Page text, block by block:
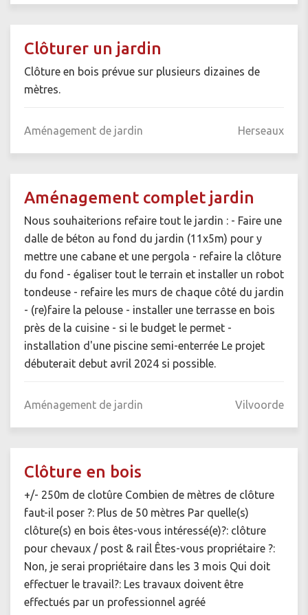
Clôturer un jardin
Clôture en bois prévue sur plusieurs dizaines de
mètres.
Aménagement de jardin Herseaux
Aménagement complet jardin
Nous souhaiterions refaire tout le jardin : - Faire une
dalle de béton au fond du jardin (11x5m) pour y
mettre une cabane et une pergola - refaire la clôture
du fond - égaliser tout le terrain et installer un robot
tondeuse - refaire les murs de chaque côté du jardin
- (re)faire la pelouse - installer une terrasse en bois
près de la cuisine - si le budget le permet -
installation d'une piscine semi-enterrée Le projet
débuterait debut avril 2024 si possible.
Aménagement de jardin Vilvoorde
Clôture en bois
+/- 250m de clotûre Combien de mètres de clôture
faut-il poser ?: Plus de 50 mètres Par quelle(s)
clôture(s) en bois êtes-vous intéressé(e)?: clôture
pour chevaux / post & rail Êtes-vous propriétaire ?:
Non, je serai propriétaire dans les 3 mois Qui doit
effectuer le travail?: Les travaux doivent être
effectués par un professionnel agréé